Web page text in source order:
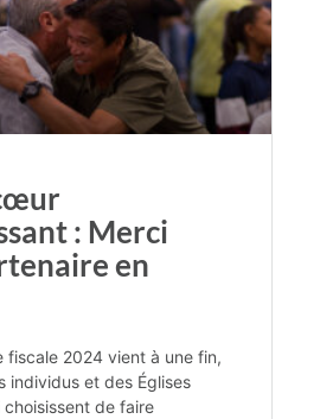
: Merci
en
fiscale 2024 vient à une fin,
individus et des Églises
de faire